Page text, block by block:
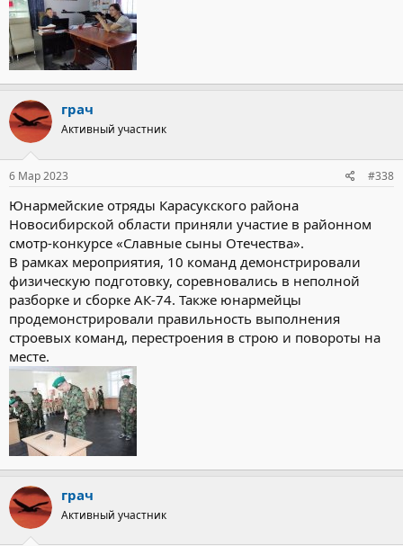
грач
Активный участник
6 Мар 2023 #338
Юнармейские отряды Карасукского района
Новосибирской области приняли участие в районном
смотр-конкурсе «Славные сыны Отечества».
В рамках мероприятия, 10 команд демонстрировали
физическую подготовку, соревновались в неполной
разборке и сборке АК-74. Также юнармейцы
продемонстрировали правильность выполнения
строевых команд, перестроения в строю и повороты на
месте.
грач
Активный участник